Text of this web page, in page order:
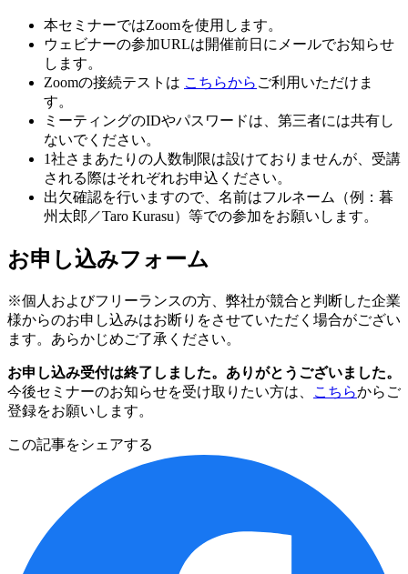
本セミナーではZoomを使用します。
ウェビナーの参加URLは開催前日にメールでお知らせ
します。
Zoomの接続テストは こちらから ご利用いただけま
す。
ミーティングのIDやパスワードは、第三者には共有し
ないでください。
1社さまあたりの人数制限は設けておりませんが、受講
される際はそれぞれお申込ください。
出欠確認を行いますので、名前はフルネーム（例：暮
州太郎／Taro Kurasu）等での参加をお願いします。
お申し込みフォーム
※個人およびフリーランスの方、弊社が競合と判断した企業
様からのお申し込みはお断りをさせていただく場合がござい
ます。あらかじめご了承ください。
お申し込み受付は終了しました。ありがとうございました。
今後セミナーのお知らせを受け取りたい方は、
こちらからご
登録をお願いします。
この記事をシェアする